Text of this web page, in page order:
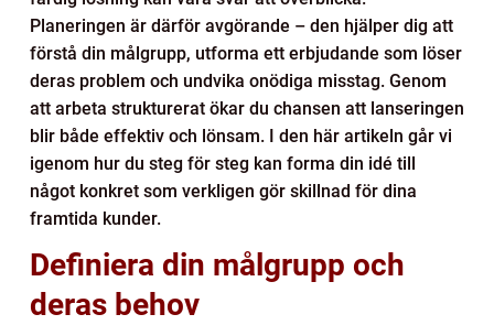
Planeringen är därför avgörande – den hjälper dig att
förstå din målgrupp, utforma ett erbjudande som löser
deras problem och undvika onödiga misstag. Genom
att arbeta strukturerat ökar du chansen att lanseringen
blir både effektiv och lönsam. I den här artikeln går vi
igenom hur du steg för steg kan forma din idé till
något konkret som verkligen gör skillnad för dina
framtida kunder.
Definiera din målgrupp och
deras behov